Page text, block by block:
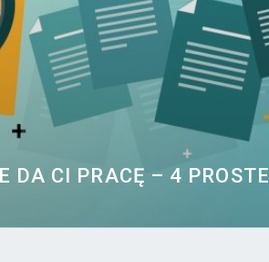
DA CI PRACĘ – 4 PROSTE